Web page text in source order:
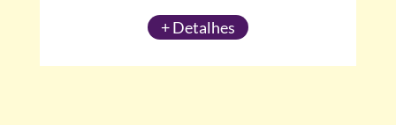
+ Detalhes